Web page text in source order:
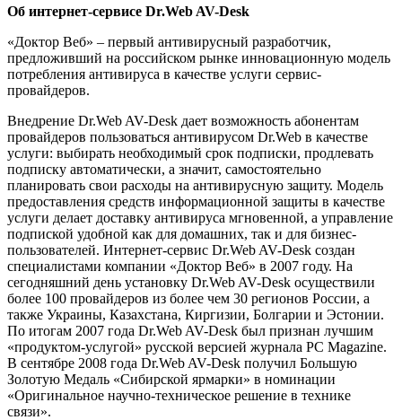
Об интернет-сервисе Dr.Web AV-Desk
«Доктор Веб» – первый антивирусный разработчик,
предложивший на российском рынке инновационную модель
потребления антивируса в качестве услуги сервис-
провайдеров.
Внедрение Dr.Web AV-Desk дает возможность абонентам
провайдеров пользоваться антивирусом Dr.Web в качестве
услуги: выбирать необходимый срок подписки, продлевать
подписку автоматически, а значит, самостоятельно
планировать свои расходы на антивирусную защиту. Модель
предоставления средств информационной защиты в качестве
услуги делает доставку антивируса мгновенной, а управление
подпиской удобной как для домашних, так и для бизнес-
пользователей. Интернет-сервис Dr.Web AV-Desk создан
специалистами компании «Доктор Веб» в 2007 году. На
сегодняшний день установку Dr.Web AV-Desk осуществили
более 100 провайдеров из более чем 30 регионов России, а
также Украины, Казахстана, Киргизии, Болгарии и Эстонии.
По итогам 2007 года Dr.Web AV-Desk был признан лучшим
«продуктом-услугой» русской версией журнала PC Magazine.
В сентябре 2008 года Dr.Web AV-Desk получил Большую
Золотую Медаль «Сибирской ярмарки» в номинации
«Оригинальное научно-техническое решение в технике
связи».